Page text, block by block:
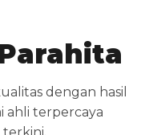
dengan hasil
ahli terpercaya